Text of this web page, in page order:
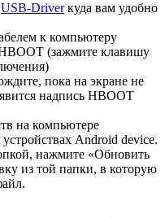
USB-Driverкуда вам удобно
к компьютеру
(зажмите клавишу
пока на экране не
надпись HBOOT
на компьютере
Android device.
нажмите «Обновить
из той папки, в которую